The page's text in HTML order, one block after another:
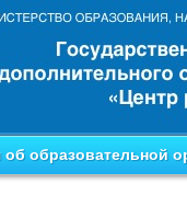
образовательной